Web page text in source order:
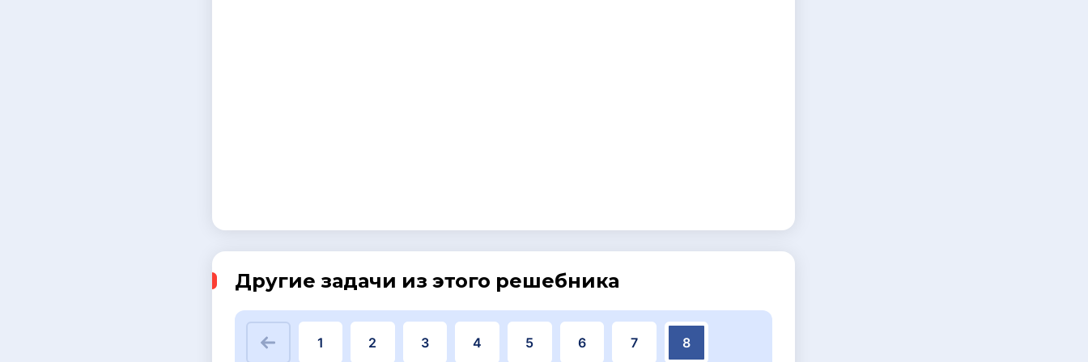
Другие задачи из этого решебника
1 2 3 4 5 6 7 8